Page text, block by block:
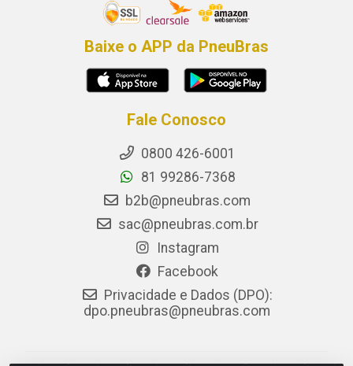
Baixe o APP da PneuBras
Fale Conosco
0800 426-6001
81 99286-7368
b2b@pneubras.com
sac@pneubras.com.br
Instagram
Facebook
Privacidade e Dados (DPO):
dpo.pneubras@pneubras.com